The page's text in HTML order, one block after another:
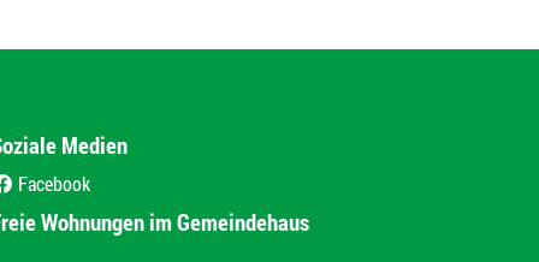
Medien
Facebook
Wohnungen im Gemeindehaus